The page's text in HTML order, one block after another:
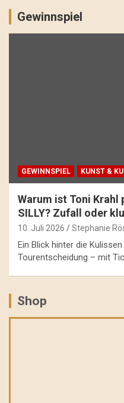
Gewinnspiel
GEWINNSPIEL KUNST &
Warum ist Toni
SILLY? Zufall oder
10. Juli 2026 Stephanie
Ein Blick hinter die
Tourentscheidung – mit
Shop